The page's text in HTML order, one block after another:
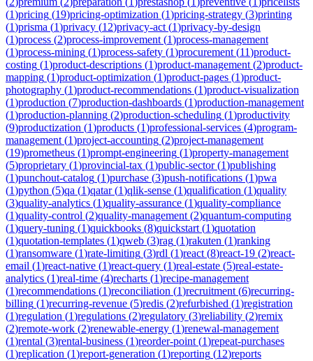
(1)pricing (19)pricing-optimization (1)pricing-strategy (3)printing
(1)prisma (1)privacy (12)privacy-act (1)privacy-by-design
(1)process (2)process-improvement (1)process-management
(1)process-mining (1)process-safety (1)procurement (11)product-
costing (1)product-descriptions (1)product-management (2)product-
mapping (1)product-optimization (1)product-pages (1)product-
photography (1)product-recommendations (1)product-visualization
(1)production (7)production-dashboards (1)production-management
(1)production-planning (2)production-scheduling (1)productivity
(9)productization (1)products (1)professional-services (4)program-
management (1)project-accounting (2)project-management
(19)prometheus (1)prompt-engineering (1)property-management
(5)proprietary (1)provincial-tax (1)public-sector(1)publishing
(1)punchout-catalog (1)purchase (3)push-notifications (1)pwa
(1)python (5)qa (1)qatar(1)qlik-sense (1)qualification (1)quality
(3)quality-analytics (1)quality-assurance (1)quality-compliance
(1)quality-control (2)quality-management (2)quantum-computing
(1)query-tuning (1)quickbooks (8)quickstart (1)quotation
(1)quotation-templates (1)qweb (3)rag (1)rakuten (1)ranking
(1)ransomware (1)rate-limiting (3)rdl (1)react (8)react-19 (2)react-
email (1)react-native (1)react-query (1)real-estate (5)real-estate-
analytics (1)real-time (4)recharts (1)recipe-management
(1)recommendations (1)reconciliation (1)recruitment (6)recurring-
billing (1)recurring-revenue (5)redis (2)refurbished (1)registration
(1)regulation (1)regulations (2)regulatory (3)reliability (2)remix
(2)remote-work (2)renewable-energy (1)renewal-management
(1)rental (3)rental-business (1)reorder-point (1)repeat-purchases
(1)replication (1)report-generation (1)reporting (12)reports